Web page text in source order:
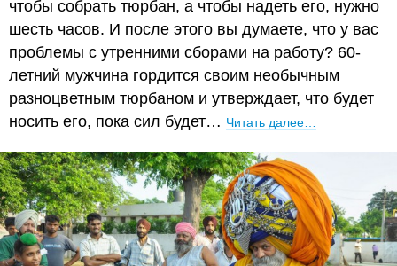
чтобы собрать тюрбан, а чтобы надеть его, нужно
шесть часов. И после этого вы думаете, что у вас
проблемы с утренними сборами на работу? 60-
летний мужчина гордится своим необычным
разноцветным тюрбаном и утверждает, что будет
носить его, пока сил будет… Читать далее…